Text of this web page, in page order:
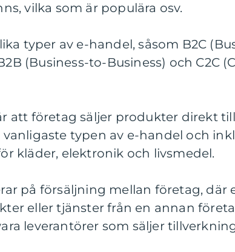
vilka som är populära osv.
typer av e-handel, såsom B2C
(Business-to-Business) och C2C
att företag säljer produkter direkt
typen av e-handel och
kläder, elektronik och livsmedel.
på försäljning mellan företag, där
eller tjänster från en annan
leverantörer som säljer